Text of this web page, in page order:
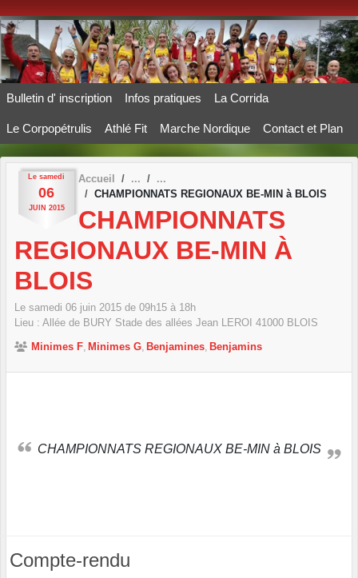
Bulletin d' inscription Infos pratiques La Corrida
Le Corpopétrulis Athlé Fit Marche Nordique Contact et Plan
Le samedi
06
JUIN 2015
Accueil
CHAMPIONNATS REGIONAUX BE-MIN à BLOIS
CHAMPIONNATS
REGIONAUX BE-MIN À
BLOIS
Le samedi 06 juin 2015 de 09h15 à 18h
Lieu : Allée de BURY Stade des allées Jean LEROI 41000 BLOIS
Minimes F Minimes G Benjamines Benjamins
CHAMPIONNATS REGIONAUX BE-MIN à BLOIS
Compte-rendu